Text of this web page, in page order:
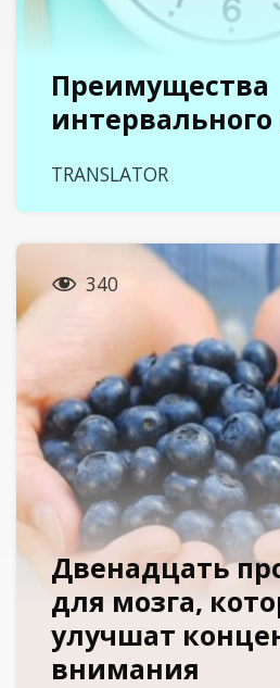
Преимущества
TRANSLATOR
 340
Двенадцать
для мозга,
улучшат
внимания